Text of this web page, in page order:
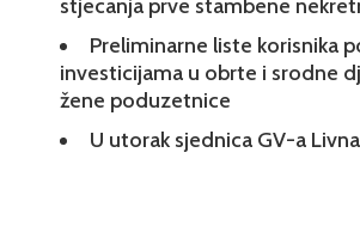
stjecanja prve stambene
Preliminarne liste korisnika
investicijama u obrte i srodne
žene poduzetnice
U utorak sjednica GV-a Livna